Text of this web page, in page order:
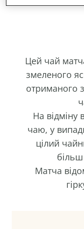
Цей чай
змеленого
отриманого
На відміну
чаю, у
цілий
Матча